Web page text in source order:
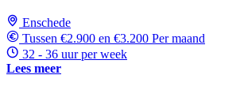
Enschede
Tussen €2.900 en €3.200 Per maand
32 - 36 uur per week
Lees meer